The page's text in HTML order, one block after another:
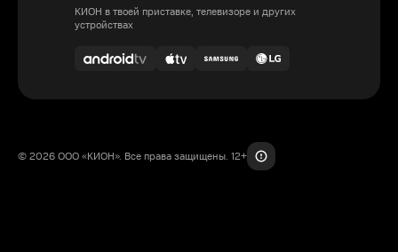
КИОН в твоей приставке, телевизоре и других
устройствах
© 2026 ООО «КИОН». Все права защищены. 12+